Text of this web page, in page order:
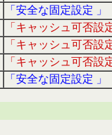
「安全な固定設定 」
「キャッシュ可否設
「キャッシュ可否設
「キャッシュ可否設
「安全な固定設定 」